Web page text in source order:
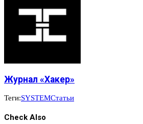
Журнал «Хакер»
Теги:SYSTEMСтатьи
Check Also